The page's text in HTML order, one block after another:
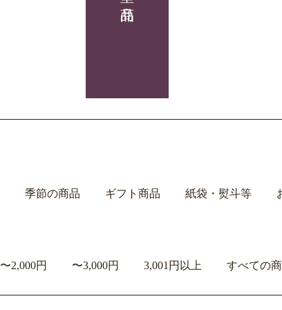
季節の商品 ギフト商品 紙袋・熨斗等
〜2,000円 〜3,000円 3,001円以上 すべての